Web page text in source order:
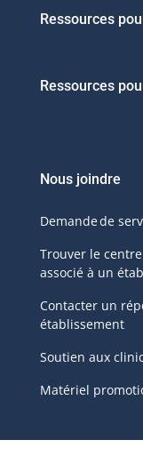
Ressources
Ressources
Nous joindre
Demande de
Trouver le
associé à un
Contacter un
établissement
Soutien aux
Matériel